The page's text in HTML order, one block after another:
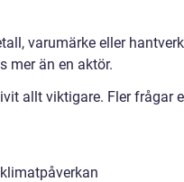
varumärke eller
mer än en aktör.
allt viktigare. Fler frågar